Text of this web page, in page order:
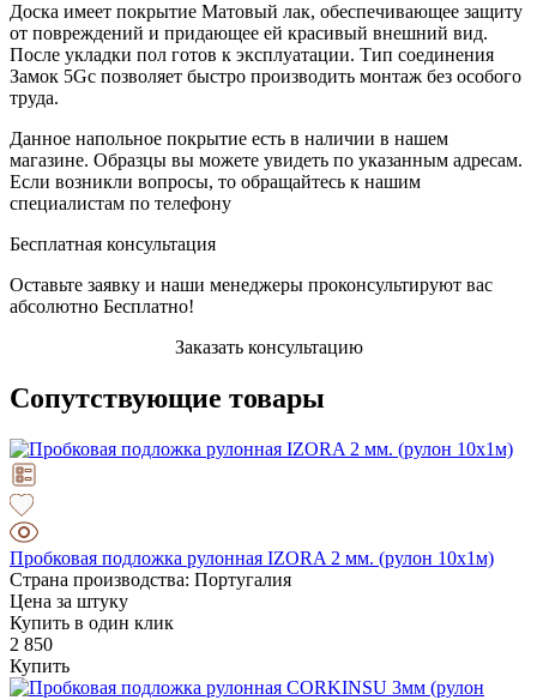
Доска имеет покрытие Матовый лак, обеспечивающее защиту
от повреждений и придающее ей красивый внешний вид.
После укладки пол готов к эксплуатации. Тип соединения
Замок 5Gc позволяет быстро производить монтаж без особого
труда.
Данное напольное покрытие есть в наличии в нашем
магазине. Образцы вы можете увидеть по указанным адресам.
Если возникли вопросы, то обращайтесь к нашим
специалистам по телефону
Бесплатная консультация
Оставьте заявку и наши менеджеры проконсультируют вас
абсолютно Бесплатно!
Заказать консультацию
Сопутствующие товары
Пробковая подложка рулонная IZORA 2 мм. (рулон 10х1м)
Страна производства: Португалия
Цена за штуку
Купить в один клик
2 850
Купить